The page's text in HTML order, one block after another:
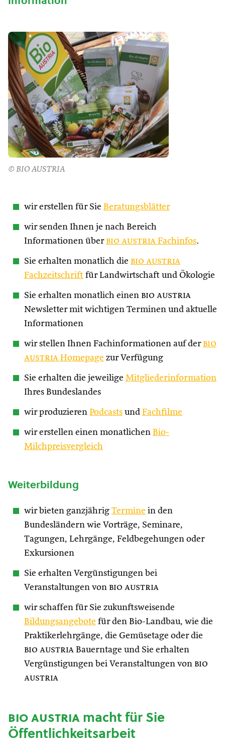
© BIO AUSTRIA
wir erstellen für Sie Beratungsblätter
wir senden Ihnen je nach Bereich
Informationen über bio austria Fachinfos.
Sie erhalten monatlich die bio austria
Fachzeitschrift für Landwirtschaft und Ökologie
Sie erhalten monatlich einen bio austria
Newsletter mit wichtigen Terminen und aktuelle
Informationen
wir stellen Ihnen Fachinformationen auf der bio
austria Homepage zur Verfügung
Sie erhalten die jeweilige Mitgliederinformation
Ihres Bundeslandes
wir produzieren Podcasts und Fachfilme
wir erstellen einen monatlichen Bio-
Milchpreisvergleich
Weiterbildung
wir bieten ganzjährig Termine in den
Bundesländern wie Vorträge, Seminare,
Tagungen, Lehrgänge, Feldbegehungen oder
Exkursionen
Sie erhalten Vergünstigungen bei
Veranstaltungen von bio austria
wir schaffen für Sie zukunftsweisende
Bildungsangebote für den Bio-Landbau, wie die
Praktikerlehrgänge, die Gemüsetage oder die
bio austria Bauerntage und Sie erhalten
Vergünstigungen bei Veranstaltungen von bio
austria
bio austriamacht für Sie
Öffentlichkeitsarbeit